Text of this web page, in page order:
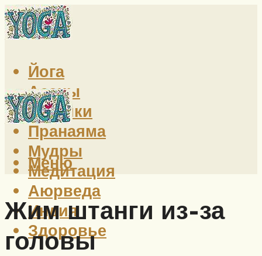
Йога
Асаны
Техники
Пранаяма
Мудры
Медитация
Аюрведа
Индия
Здоровье
Меню
Жим штанги из-за
головы